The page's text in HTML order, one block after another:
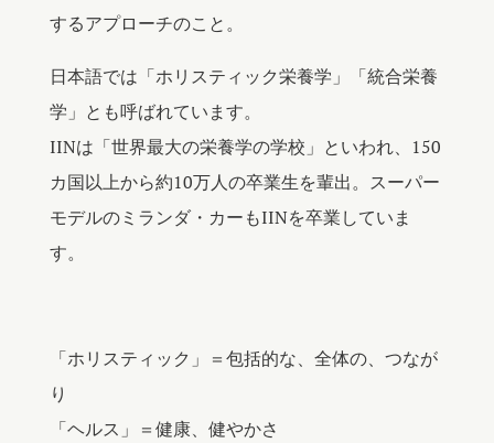
するアプローチのこと。
日本語では「ホリスティック栄養学」「統合栄養
学」とも呼ばれています。
IINは「世界最大の栄養学の学校」といわれ、150
カ国以上から約10万人の卒業生を輩出。スーパー
モデルのミランダ・カーもIINを卒業していま
す。
「ホリスティック」＝包括的な、全体の、つなが
り
「ヘルス」＝健康、健やかさ